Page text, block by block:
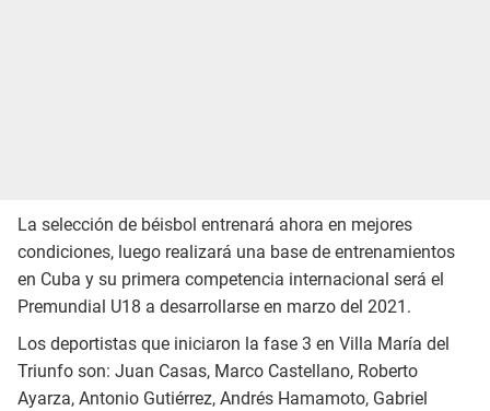
La selección de béisbol entrenará ahora en mejores
condiciones, luego realizará una base de entrenamientos
en Cuba y su primera competencia internacional será el
Premundial U18 a desarrollarse en marzo del 2021.
Los deportistas que iniciaron la fase 3 en Villa María del
Triunfo son: Juan Casas, Marco Castellano, Roberto
Ayarza, Antonio Gutiérrez, Andrés Hamamoto, Gabriel